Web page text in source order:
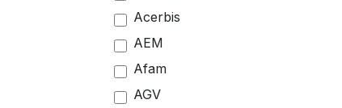
Acerbis
AEM
Afam
AGV